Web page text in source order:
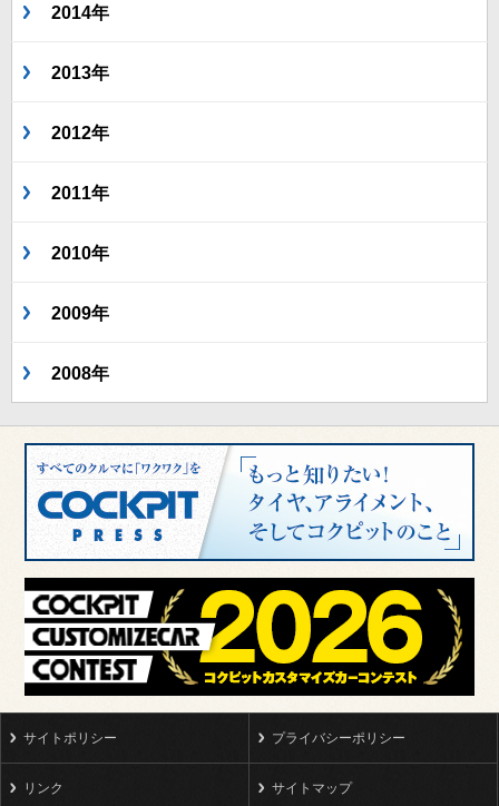
2014年
2013年
2012年
2011年
2010年
2009年
2008年
サイトポリシー プライバシーポリシー
リンク サイトマップ